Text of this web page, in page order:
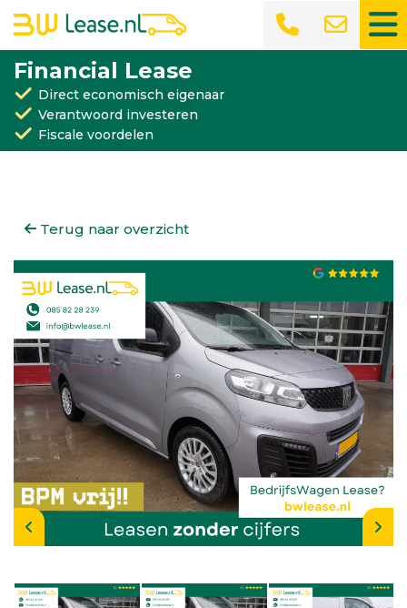
Financial Lease
Direct economisch eigenaar
Verantwoord investeren
Fiscale voordelen
Terug naar overzicht